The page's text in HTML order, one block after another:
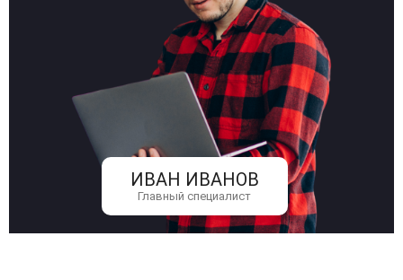
ИВАН ИВАНОВ
Главный специалист